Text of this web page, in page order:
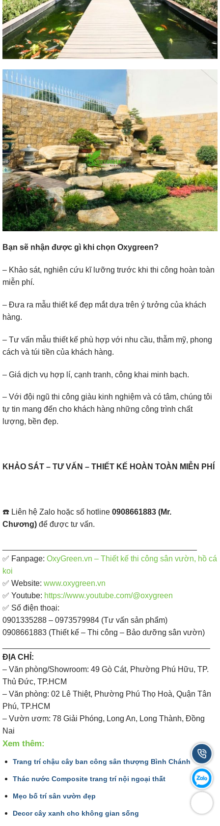
Bạn sẽ nhận được gì khi chọn Oxygreen?
– Khảo sát, nghiên cứu kĩ lưỡng trước khi thi công hoàn toàn
miễn phí.
– Đưa ra mẫu thiết kế đẹp mắt dựa trên ý tưởng của khách
hàng.
– Tư vấn mẫu thiết kế phù hợp với nhu cầu, thẫm mỹ, phong
cách và túi tiền của khách hàng.
– Giá dịch vụ hợp lí, cạnh tranh, công khai minh bạch.
– Với đội ngũ thi công giàu kinh nghiệm và có tâm, chúng tôi
tự tin mang đến cho khách hàng những công trình chất
lượng, bền đẹp.
KHẢO SÁT – TƯ VẤN – THIẾT KẾ HOÀN TOÀN MIỄN PHÍ
☎️ Liên hệ Zalo hoặc số hotline 0908661883 (Mr.
Chương) để được tư vấn.
✅ Fanpage: ​ OxyGreen.vn – Thiết kế thi công sân vườn, hồ cá
koi
✅ Website: www.oxygreen.vn
✅ Youtube: https://www.youtube.com/@oxygreen
✅ Số điện thoại:
0901335288 – 0973579984 (Tư vấn sản phẩm)
0908661883 (Thiết kế – Thi công – Bảo dưỡng sân vườn)
ĐỊA CHỈ:
– Văn phòng/Showroom: 49 Gò Cát, Phường Phú Hữu, TP.
Thủ Đức, TP.HCM
– Văn phòng: 02 Lê Thiệt, Phường Phú Thọ Hoà, Quận Tân
Phú, TP.HCM
– Vườn ươm: 78 Giải Phóng, Long An, Long Thành, Đồng
Nai
Xem thêm:
Trang trí chậu cây ban công sân thượng Bình Chánh
Thác nước Composite trang trí nội ngoại thất
Mẹo bố trí sân vườn đẹp
Decor cây xanh cho không gian sống